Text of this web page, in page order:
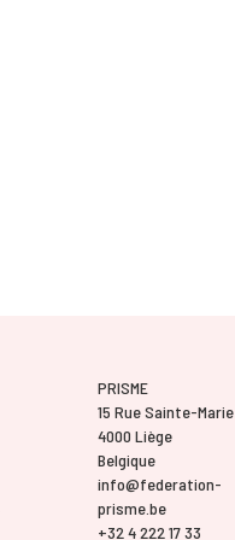
PRISME
15 Rue Sainte-Marie
4000 Liège
Belgique
info@federation-
prisme.be
+32 4 222 17 33